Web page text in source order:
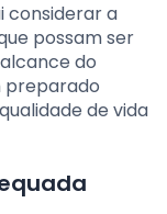
considerar a
possam ser
do
preparado
de vida